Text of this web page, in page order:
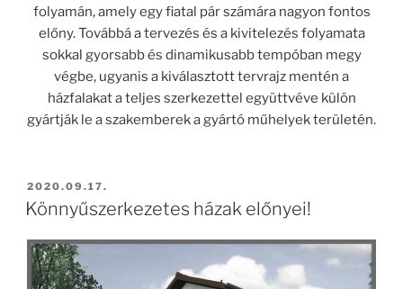
folyamán, amely egy fiatal pár számára nagyon fontos
előny. Továbbá a tervezés és a kivitelezés folyamata
sokkal gyorsabb és dinamikusabb tempóban megy
végbe, ugyanis a kiválasztott tervrajz mentén a
házfalakat a teljes szerkezettel együttvéve külön
gyártják le a szakemberek a gyártó műhelyek területén.
BEKÜLDVE:
2020.09.17.
Könnyűszerkezetes házak előnyei!